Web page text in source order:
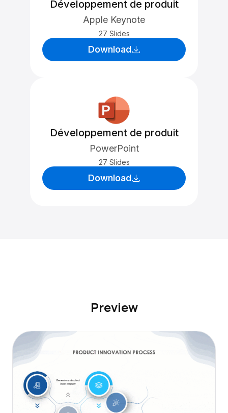
Développement de produit
Apple Keynote
27 Slides
Download
Développement de produit
PowerPoint
27 Slides
Download
Preview